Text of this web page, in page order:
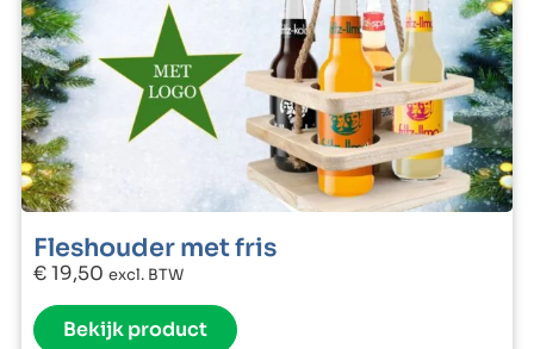
Fleshouder met fris
€19,50 excl. BTW
Bekijk product